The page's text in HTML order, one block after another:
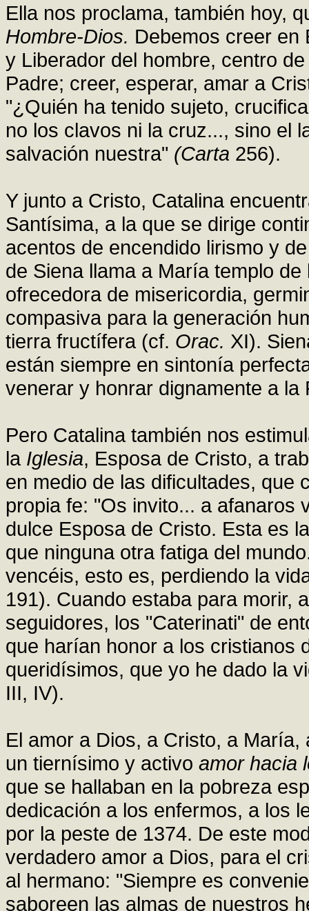
Ella nos proclama, también hoy,
Hombre-Dios. Debemos creer en
y Liberador del hombre, centro
Padre; creer, esperar, amar a
"¿Quién ha tenido sujeto,
no los clavos ni la cruz..., sino el
salvación nuestra" (Carta 256).
Y junto a Cristo, Catalina
Santísima, a la que se dirige
acentos de encendido lirismo y
de Siena llama a María templo
ofrecedora de misericordia,
compasiva para la generación
tierra fructífera (cf. Orac. XI).
están siempre en sintonía
venerar y honrar dignamente a la
Pero Catalina también nos
la Iglesia, Esposa de Cristo, a
en medio de las dificultades, que
propia fe: "Os invito... a
dulce Esposa de Cristo. Esta es
que ninguna otra fatiga del
vencéis, esto es, perdiendo la
191). Cuando estaba para morir,
seguidores, los "Caterinati" de
que harían honor a los cristianos
queridísimos, que yo he dado la
III, IV).
El amor a Dios, a Cristo, a
un tiernísimo y activo amor hacia
que se hallaban en la pobreza
dedicación a los enfermos, a los
por la peste de 1374. De este
verdadero amor a Dios, para el
al hermano: "Siempre es
saboreen las almas de nuestros